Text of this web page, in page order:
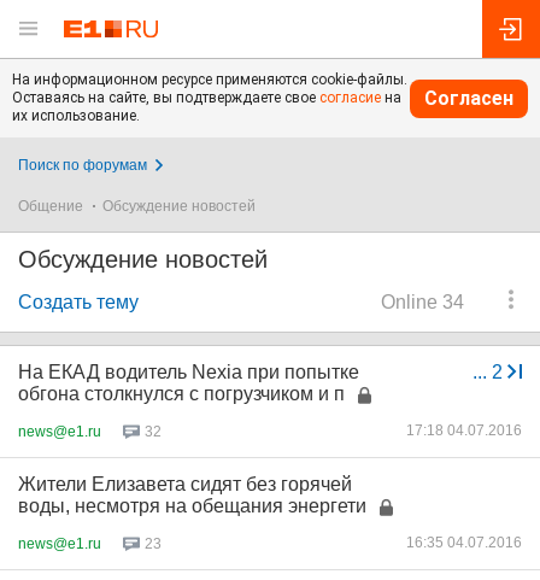
На информационном ресурсе применяются cookie-файлы.
Оставаясь на сайте, вы подтверждаете свое согласие на
их использование.
Согласен
Поиск по форумам
Общение Обсуждение новостей
Обсуждение новостей
Online 34
Создать тему
... 2
На ЕКАД водитель Nexia при попытке
обгона столкнулся с погрузчиком и п
news@e1.ru 32 17:18 04.07.2016
Жители Елизавета сидят без горячей
воды, несмотря на обещания энергети
news@e1.ru 23 16:35 04.07.2016